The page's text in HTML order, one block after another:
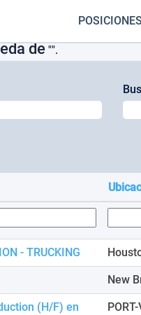
POSICIONES
de "".
- TRUCKING
New
(H/F) en